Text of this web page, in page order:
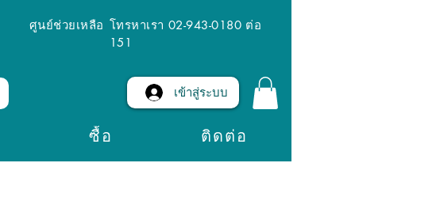
ศูนย์ช่วยเหลือ โทรหาเรา 02-943-0180 ต่อ
151
เข้าสู่ระบบ
ซื้อ ติดต่อ